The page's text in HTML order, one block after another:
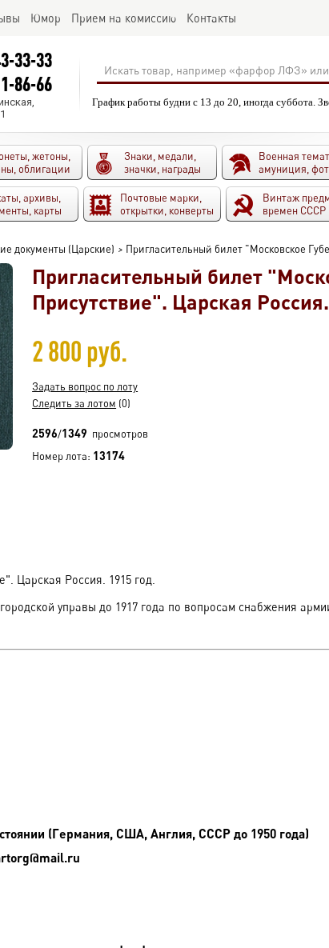
Юмор Прием на комиссию Контакты
33-33
86-66
График работы будни с 13 до 20, иногда суббота.
жетоны,
облигации
Знаки, медали,
значки, награды
Военная
амуниция,
архивы,
карты
Почтовые марки,
открытки, конверты
Винтаж
времен СССР
документы (Царские) > Пригласительный билет "Московское
Пригласительный билет
Присутствие". Царская
2 800 руб.
Задать вопрос по лоту
Следить за лотом (0)
2596/1349 просмотров
Номер лота: 13174
Царская Россия. 1915 год.
управы до 1917 года по вопросам снабжения
(Германия, США, Англия, СССР до 1950 года)